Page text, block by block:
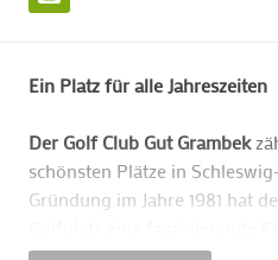
Ein Platz für alle Jahreszeiten
Der Golf Club Gut Grambek
schönsten Plätze in
Gründung im Jahre 1981 hat